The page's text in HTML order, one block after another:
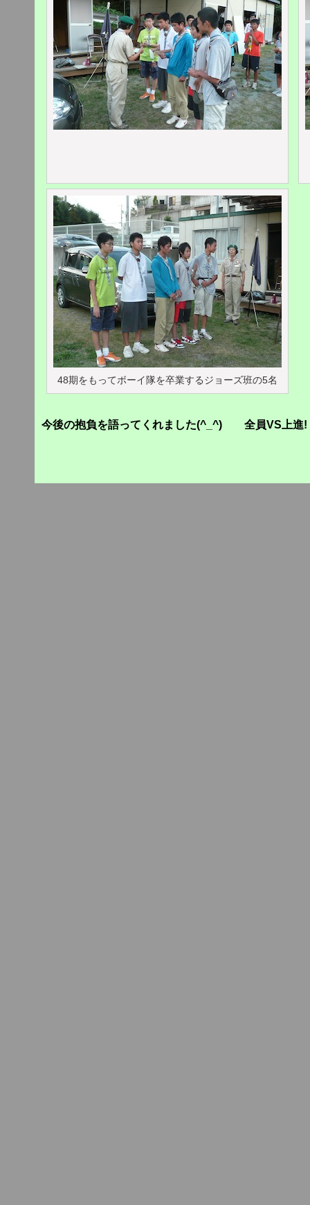
48期をもってボーイ隊を卒業するジョーズ班の5名
今後の抱負を語ってくれました(^_^) 全員VS上進!